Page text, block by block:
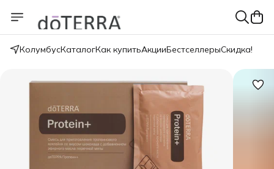
КолумбусКаталогКак купитьАкцииБестселлерыСкидка!